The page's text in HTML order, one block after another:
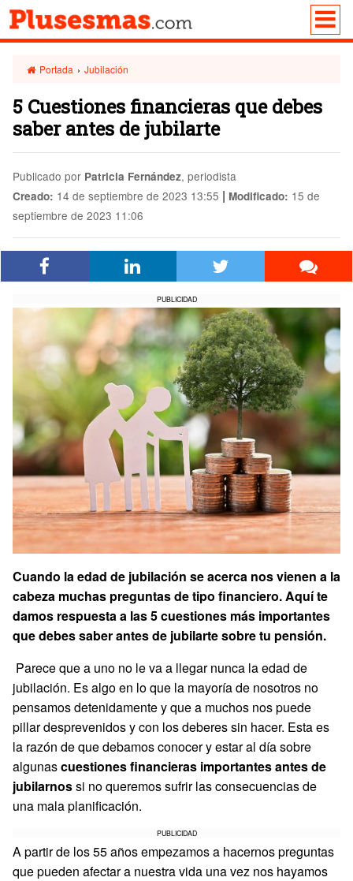
Portada › Jubilación
5 Cuestiones financieras que debes
saber antes de jubilarte
Publicado por Patricia Fernández, periodista
Creado: 14 de septiembre de 2023 13:55 | Modificado: 15 de
septiembre de 2023 11:06
PUBLICIDAD
Cuando la edad de jubilación se acerca nos vienen a la
cabeza muchas preguntas de tipo financiero. Aquí te
damos respuesta a las 5 cuestiones más importantes
que debes saber antes de jubilarte sobre tu pensión.
Parece que a uno no le va a llegar nunca la edad de
jubilación. Es algo en lo que la mayoría de nosotros no
pensamos detenidamente y que a muchos nos puede
pillar desprevenidos y con los deberes sin hacer. Esta es
la razón de que debamos conocer y estar al día sobre
algunascuestiones financieras importantes antes de
jubilarnossi no queremos sufrir las consecuencias de
una mala planificación.
PUBLICIDAD
A partir de los 55 años empezamos a hacernos preguntas
que pueden afectar a nuestra vida una vez nos hayamos